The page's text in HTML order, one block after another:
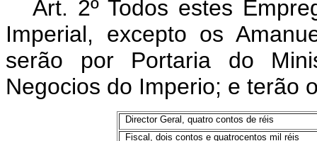
Art. 2º Todos estes
Imperial, excepto os
serão por Portaria do
Negocios do Imperio; e terão
Director Geral, quatro contos de réis
Fiscal, dois contos e quatrocentos mil réis